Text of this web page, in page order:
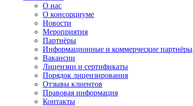
О нас
О консорциуме
Новости
Мероприятия
Партнёры
Информационные и коммерческие партнёры
Вакансии
Лицензии и сертификаты
Порядок лицензирования
Отзывы клиентов
Правовая информация
Контакты